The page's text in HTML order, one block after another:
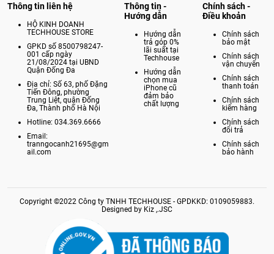
Thông tin liên hệ
HỘ KINH DOANH
TECHHOUSE STORE
GPKD số 8500798247-
001 cấp ngày
21/08/2024 tại UBND
Quận Đống Đa
Địa chỉ: Số 63, phố Đặng
Tiến Đông, phường
Trung Liệt, quận Đống
Đa, Thành phố Hà Nội
Hotline: 034.369.6666
Email:
tranngocanh21695@gm
ail.com
Thông tin -
Hướng dẫn
Hướng dẫn
trả góp 0%
lãi suất tại
Techhouse
Hướng dẫn
chọn mua
iPhone cũ
đảm bảo
chất lượng
Chính sách -
Điều khoản
Chính sách
bảo mật
Chính sách
vận chuyển
Chính sách
thanh toán
Chính sách
kiểm hàng
Chính sách
đổi trả
Chính sách
bảo hành
Copyright ©2022 Công ty TNHH TECHHOUSE - GPDKKD: 0109059883.
Designed by Kiz ,.JSC